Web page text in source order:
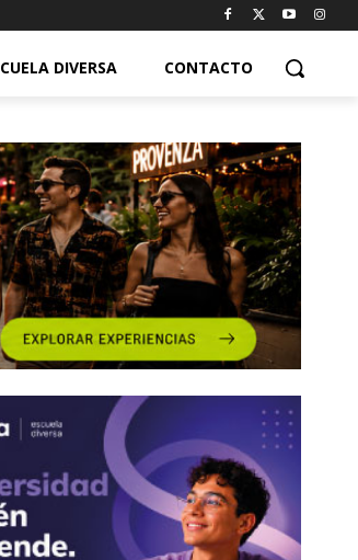
DIVERSA CONTACTO